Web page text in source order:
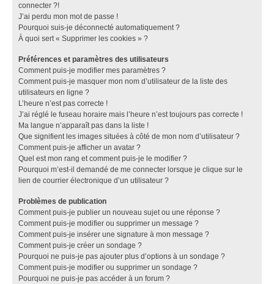
connecter ?!
J’ai perdu mon mot de passe !
Pourquoi suis-je déconnecté automatiquement ?
À quoi sert « Supprimer les cookies » ?
Préférences et paramètres des utilisateurs
Comment puis-je modifier mes paramètres ?
Comment puis-je masquer mon nom d’utilisateur de la liste des
utilisateurs en ligne ?
L’heure n’est pas correcte !
J’ai réglé le fuseau horaire mais l’heure n’est toujours pas correcte !
Ma langue n’apparaît pas dans la liste !
Que signifient les images situées à côté de mon nom d’utilisateur ?
Comment puis-je afficher un avatar ?
Quel est mon rang et comment puis-je le modifier ?
Pourquoi m’est-il demandé de me connecter lorsque je clique sur le
lien de courrier électronique d’un utilisateur ?
Problèmes de publication
Comment puis-je publier un nouveau sujet ou une réponse ?
Comment puis-je modifier ou supprimer un message ?
Comment puis-je insérer une signature à mon message ?
Comment puis-je créer un sondage ?
Pourquoi ne puis-je pas ajouter plus d’options à un sondage ?
Comment puis-je modifier ou supprimer un sondage ?
Pourquoi ne puis-je pas accéder à un forum ?